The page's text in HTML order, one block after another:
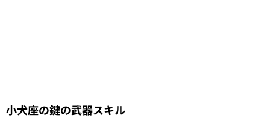
小犬座の鍵の武器スキル